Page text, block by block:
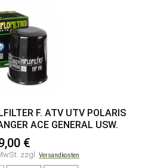
F. ATV UTV POLARIS
ACE GENERAL USW.
€
zzgl. Versandkosten